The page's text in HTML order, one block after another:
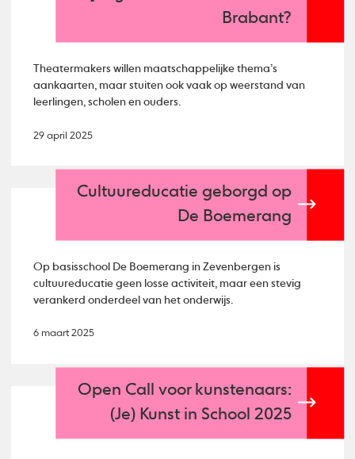
Brabant?
Theatermakers willen maatschappelijke thema’s
aankaarten, maar stuiten ook vaak op weerstand van
leerlingen, scholen en ouders.
29 april 2025
Cultuureducatie geborgd op
De Boemerang
Op basisschool De Boemerang in Zevenbergen is
cultuureducatie geen losse activiteit, maar een stevig
verankerd onderdeel van het onderwijs.
6 maart 2025
Open Call voor kunstenaars:
(Je) Kunst in School 2025